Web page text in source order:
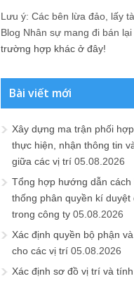
Lưu ý: Các bên lừa đảo, lấy
Blog Nhân sự mang đi bán lại
trường hợp khác ở đây!
Bài viết mới
Xây dựng ma trận phối
thực hiện, nhận thông tin
giữa các vị trí 05.08.2026
Tổng hợp hướng dẫn cách
thống phân quyền kí duyệt
trong công ty 05.08.2026
Xác định quyền bộ phận
cho các vị trí 05.08.2026
Xác định sơ đồ vị trí và